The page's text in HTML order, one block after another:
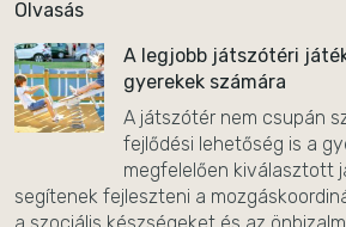
Olvasás
A legjobb játszótéri
gyerekek számára
A játszótér nem csupán
fejlődési lehetőség is a
megfelelően kiválasztott
segítenek fejleszteni a